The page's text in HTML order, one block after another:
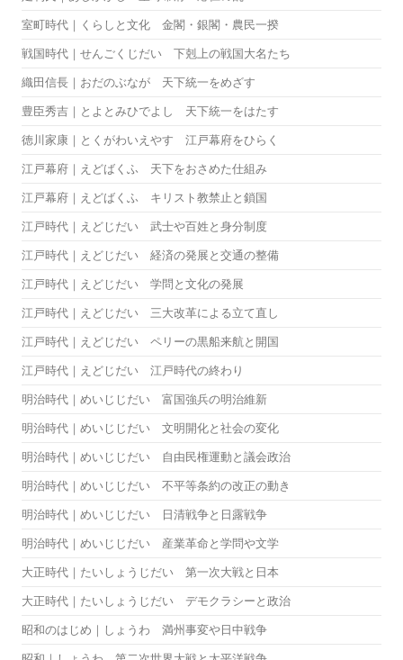
室町時代｜くらしと文化 金閣・銀閣・農民一揆
戦国時代｜せんごくじだい 下剋上の戦国大名たち
織田信長｜おだのぶなが 天下統一をめざす
豊臣秀吉｜とよとみひでよし 天下統一をはたす
徳川家康｜とくがわいえやす 江戸幕府をひらく
江戸幕府｜えどばくふ 天下をおさめた仕組み
江戸幕府｜えどばくふ キリスト教禁止と鎖国
江戸時代｜えどじだい 武士や百姓と身分制度
江戸時代｜えどじだい 経済の発展と交通の整備
江戸時代｜えどじだい 学問と文化の発展
江戸時代｜えどじだい 三大改革による立て直し
江戸時代｜えどじだい ペリーの黒船来航と開国
江戸時代｜えどじだい 江戸時代の終わり
明治時代｜めいじじだい 富国強兵の明治維新
明治時代｜めいじじだい 文明開化と社会の変化
明治時代｜めいじじだい 自由民権運動と議会政治
明治時代｜めいじじだい 不平等条約の改正の動き
明治時代｜めいじじだい 日清戦争と日露戦争
明治時代｜めいじじだい 産業革命と学問や文学
大正時代｜たいしょうじだい 第一次大戦と日本
大正時代｜たいしょうじだい デモクラシーと政治
昭和のはじめ｜しょうわ 満州事変や日中戦争